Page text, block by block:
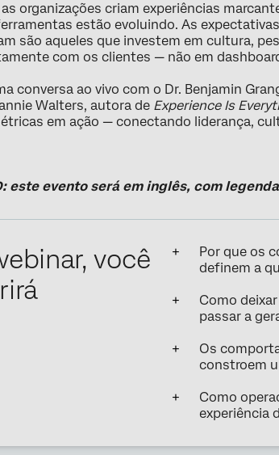
organizações criam experiências
estão evoluindo. As
são aqueles que investem em cultura,
com os clientes — não em
conversa ao vivo com o Dr. Benjamin
Walters, autora de Experience Is
em ação — conectando liderança,
este evento será em inglês, com
você
Por que os
definem a
Como
passar a
Os
constroem
Como
experiência